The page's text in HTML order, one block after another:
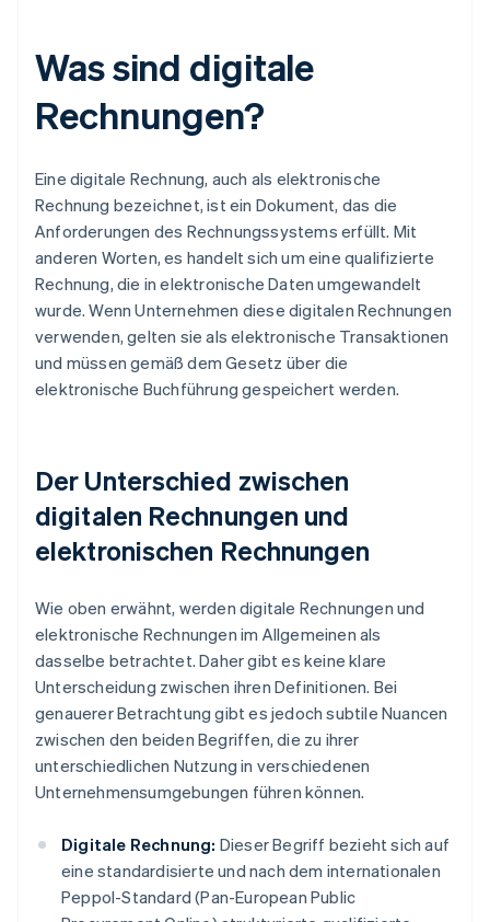
Was sind digitale
Rechnungen?
Eine digitale Rechnung, auch als elektronische
Rechnung bezeichnet, ist ein Dokument, das die
Anforderungen des Rechnungssystems erfüllt. Mit
anderen Worten, es handelt sich um eine qualifizierte
Rechnung, die in elektronische Daten umgewandelt
wurde. Wenn Unternehmen diese digitalen Rechnungen
verwenden, gelten sie als elektronische Transaktionen
und müssen gemäß dem Gesetz über die
elektronische Buchführung gespeichert werden.
Der Unterschied zwischen
digitalen Rechnungen und
elektronischen Rechnungen
Wie oben erwähnt, werden digitale Rechnungen und
elektronische Rechnungen im Allgemeinen als
dasselbe betrachtet. Daher gibt es keine klare
Unterscheidung zwischen ihren Definitionen. Bei
genauerer Betrachtung gibt es jedoch subtile Nuancen
zwischen den beiden Begriffen, die zu ihrer
unterschiedlichen Nutzung in verschiedenen
Unternehmensumgebungen führen können.
Digitale Rechnung: Dieser Begriff bezieht sich auf
eine standardisierte und nach dem internationalen
Peppol-Standard (Pan-European Public